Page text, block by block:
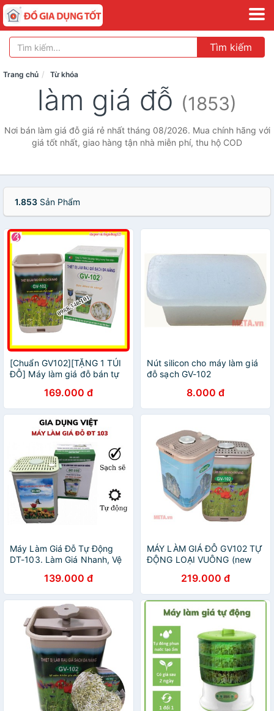
Tìm kiếm
Trang chủ Từ khóa
làm giá đỗ (1853)
Nơi bán làm giá đỗ giá rẻ nhất tháng 08/2026. Mua chính hãng với
giá tốt nhất, giao hàng tận nhà miễn phí, thu hộ COD
1.853 Sản Phẩm
[Chuẩn GV102][TẶNG 1 TÚI
ĐỖ] Máy làm giá đỗ bán tự
169.000 đ
Nút silicon cho máy làm giá
đỗ sạch GV-102
8.000 đ
Máy Làm Giá Đỗ Tự Động
DT-103. Làm Giá Nhanh, Vệ
139.000 đ
MÁY LÀM GIÁ ĐỖ GV102 TỰ
ĐỘNG LOẠI VUÔNG (new
Ty (Tặng túi tăm nguyên
sinh và 200g hạt đỗ)
219.000 đ